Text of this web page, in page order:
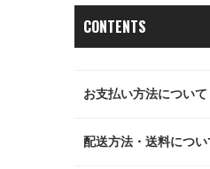
CONTENTS
お支払い方法について
配送方法・送料につい